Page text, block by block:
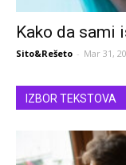
Kako da sami
Sito&Rešeto - Mar 31,
IZBOR TEKSTOVA